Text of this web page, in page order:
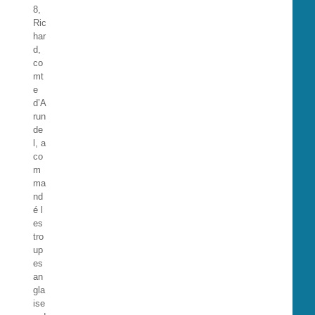
8,
Ric
har
d,
co
mt
e
d’A
run
de
l, a
co
m
ma
nd
é l
es
tro
up
es
an
gla
ise